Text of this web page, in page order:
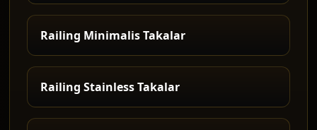
Railing Minimalis Takalar
Railing Stainless Takalar